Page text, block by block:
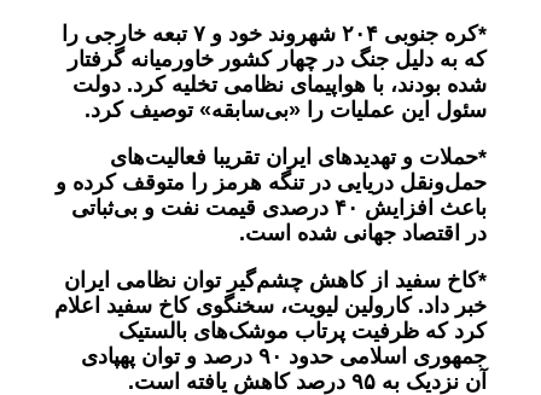
*کره جنوبی ۲۰۴شهروند خود و ۷تبعه خارجی را
که به دلیل جنگ در چهار کشور خاورمیانه گرفتار
شده بودند، با هواپیمای نظامی تخلیه کرد. دولت
سئول این عملیات را «بی‌سابقه» توصیف کرد.
*حملات و تهدیدهای ایران تقریبا فعالیت‌های
حمل‌ونقل دریایی در تنگه هرمز را متوقف کرده و
باعث افزایش ۴۰درصدی قیمت نفت و بی‌ثباتی
در اقتصاد جهانی شده است.
*کاخ سفید از کاهش چشم‌گیر توان نظامی ایران
خبر داد. کارولین لیویت، سخنگوی کاخ سفید اعلام
کرد که ظرفیت پرتاب موشک‌های بالستیک
جمهوری اسلامی حدود ۹۰ درصد و توان پهپادی
آن نزدیک به ۹۵ درصد کاهش یافته است.